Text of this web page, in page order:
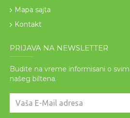
Mapa sajta
Kontakt
PRIJAVA NA NEWSLETTER
Budite na vreme informisani o
našeg biltena.